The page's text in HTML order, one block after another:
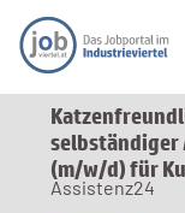
selbständiger
(m/w/d) für
Assistenz24